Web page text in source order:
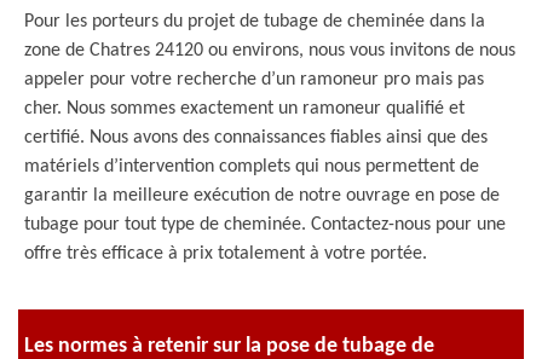
Pour les porteurs du projet de tubage de cheminée dans la
zone de Chatres 24120 ou environs, nous vous invitons de nous
appeler pour votre recherche d’un ramoneur pro mais pas
cher. Nous sommes exactement un ramoneur qualifié et
certifié. Nous avons des connaissances fiables ainsi que des
matériels d’intervention complets qui nous permettent de
garantir la meilleure exécution de notre ouvrage en pose de
tubage pour tout type de cheminée. Contactez-nous pour une
offre très efficace à prix totalement à votre portée.
Les normes à retenir sur la pose de tubage de